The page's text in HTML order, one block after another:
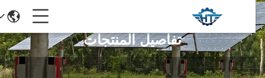
تفاصيل المنتجات